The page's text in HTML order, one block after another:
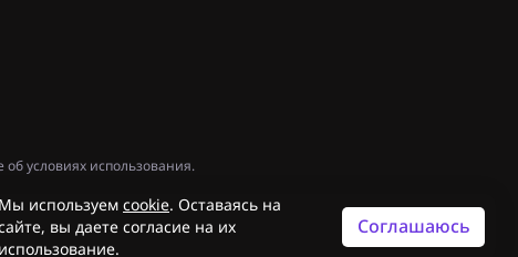
условиях использования.
Мы используем cookie. Оставаясь на
вы даете согласие на их
использование.
Соглашаюсь